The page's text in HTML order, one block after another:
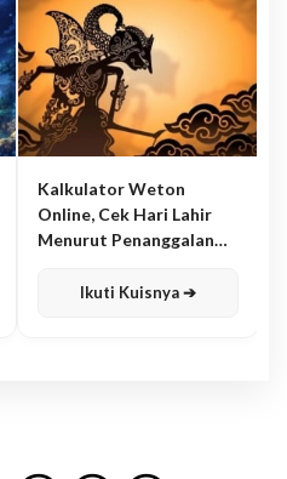
Kalkulator Weton
Online, Cek Hari Lahir
Menurut Penanggalan
Ikuti Kuisnya ➔